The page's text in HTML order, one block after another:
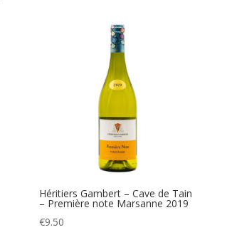
Héritiers Gambert – Cave de Tain
– Première note Marsanne 2019
€9.50